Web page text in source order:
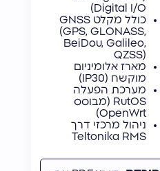
Digital I/O)
כולל מקלט GNSS
(GPS, GLONASS,
BeiDou, Galileo,
QZSS)
מארז אלומיניום
מוקשח (IP30)
מערכת הפעלה
RutOS (מבוסס
OpenWrt)
ניהול מרכזי דרך
Teltonika RMS